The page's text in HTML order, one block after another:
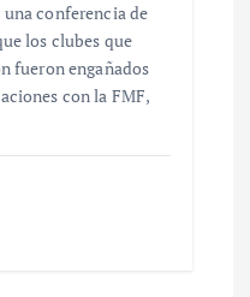
conferencia de
los clubes que
fueron engañados
con la FMF,